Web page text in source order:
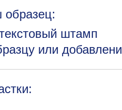
образец:
штамп
или